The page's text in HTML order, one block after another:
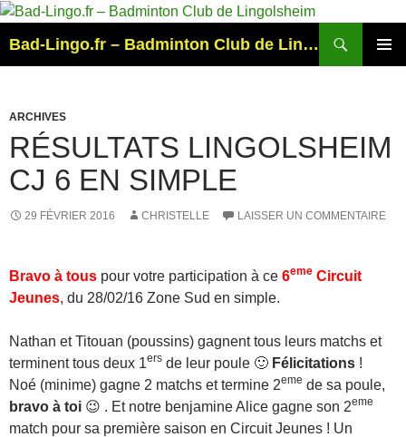
Aller
contenu
Bad-Lingo.fr – Badminton Club de Lingolsheim
ARCHIVES
RÉSULTATS LINGOLSHEIM
CJ 6 EN SIMPLE
29 FÉVRIER 2016 CHRISTELLE LAISSER UN COMMENTAIRE
Bravo à tous pour votre participation à ce 6eme Circuit
Jeunes, du 28/02/16 Zone Sud en simple.
Nathan et Titouan (poussins) gagnent tous leurs matchs et
terminent tous deux 1ers de leur poule 🙂 Félicitations !
Noé (minime) gagne 2 matchs et termine 2eme de sa poule,
bravo à toi 😉 . Et notre benjamine Alice gagne son 2eme
match pour sa première saison en Circuit Jeunes ! Un